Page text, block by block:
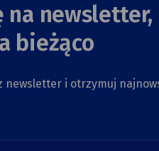
na newsletter,
bieżąco
newsletter i otrzymuj